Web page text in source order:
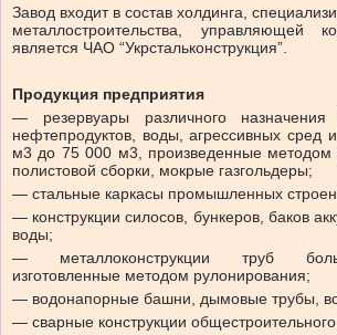
Завод входит в состав холдинга,
металлостроительства, управляющей
является ЧАО “Укрстальконструкция”.
Продукция предприятия
— резервуары различного
нефтепродуктов, воды, агрессивных сред
м3 до 75 000 м3, произведенные методом
полистовой сборки, мокрые газгольдеры;
— стальные каркасы промышленных
— конструкции силосов, бункеров, баков
воды;
— металлоконструкции труб
изготовленные методом рулонирования;
— водонапорные башни, дымовые трубы,
— сварные конструкции